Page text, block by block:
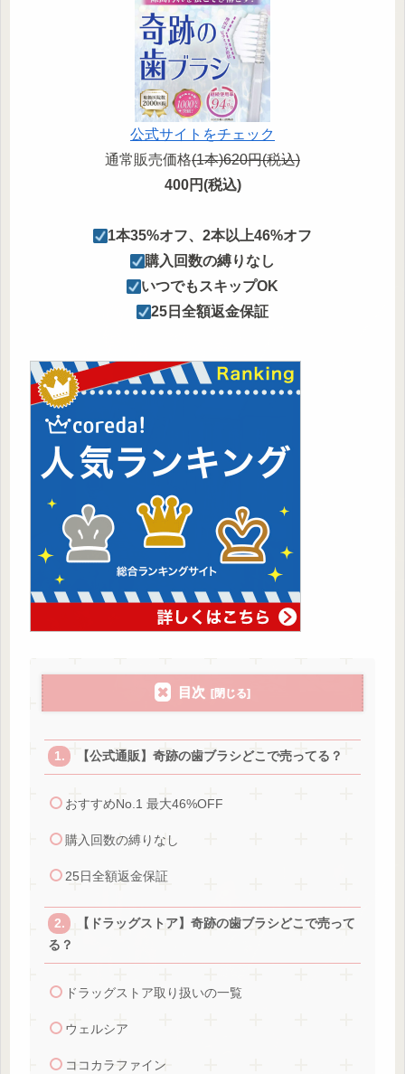
公式サイトをチェック
通常販売価格(1本)620円(税込)
400円(税込)
︎1本35%オフ、 2本以上46%オフ
購入回数の縛りなし
︎いつでもスキップOK
︎25日全額返金保証
目次
【公式通販】奇跡の歯ブラシどこで売ってる？
おすすめNo.1 最大46%OFF
購入回数の縛りなし
25日全額返金保証
【ドラッグストア】奇跡の歯ブラシどこで売って
る？
ドラッグストア取り扱いの一覧
ウェルシア
ココカラファイン